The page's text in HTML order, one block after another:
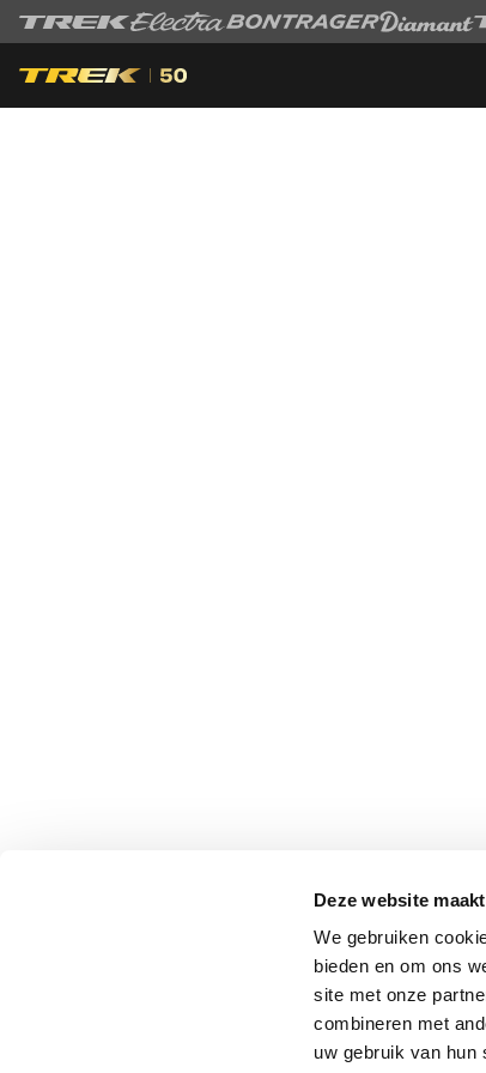
Deze website
We gebruiken
bieden en om ons
site met onze
combineren met
uw gebruik van hun